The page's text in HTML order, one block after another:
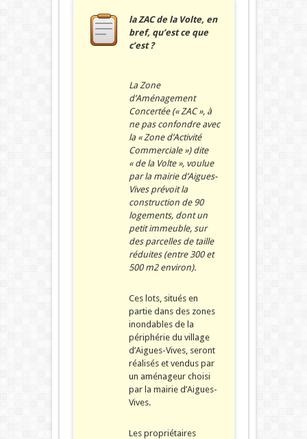
la ZAC de la Volte, en
bref, qu’est ce que
c’est ?
La Zone
d’Aménagement
Concertée (« ZAC », à
ne pas confondre avec
la « Zone d’Activité
Commerciale ») dite
« de la Volte », voulue
par la mairie d’Aigues-
Vives prévoit la
construction de 90
logements, dont un
petit immeuble, sur
des parcelles de taille
réduites (entre 300 et
500 m2 environ).
Ces lots, situés en
partie dans des zones
inondables de la
périphérie du village
d’Aigues-Vives, seront
réalisés et vendus par
un aménageur choisi
par la mairie d’Aigues-
Vives.
Les propriétaires